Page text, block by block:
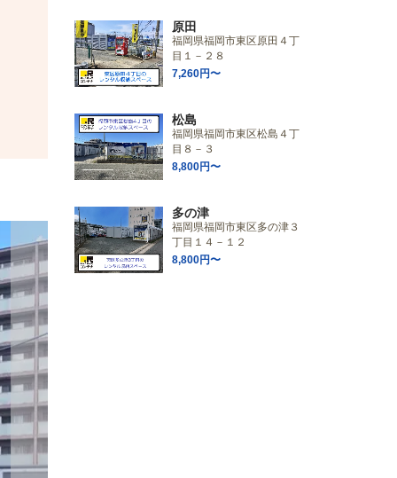
原田
福岡県福岡市東区原田４丁
目１－２８
7,260円〜
松島
福岡県福岡市東区松島４丁
目８－３
8,800円〜
多の津
福岡県福岡市東区多の津３
丁目１４－１２
8,800円〜